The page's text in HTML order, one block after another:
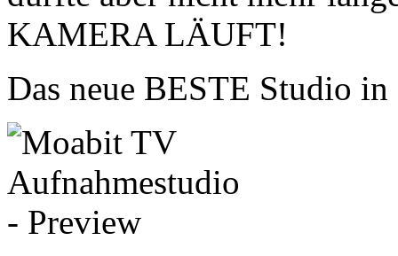
KAMERA LÄUFT!
Das neue BESTE Studio